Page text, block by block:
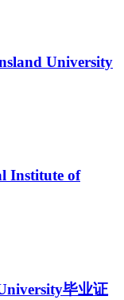
University
Institute of
毕业证